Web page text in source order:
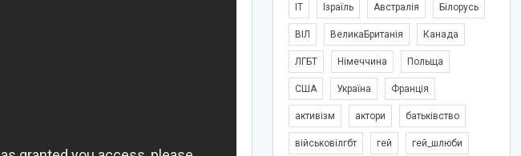
IT Ізраїль Австралія Білорусь
ВІЛ ВеликаБританія Канада
ЛГБТ Німеччина Польща
США Україна Франція
активізм актори батьківство
військовілгбт гей гей_шлюби